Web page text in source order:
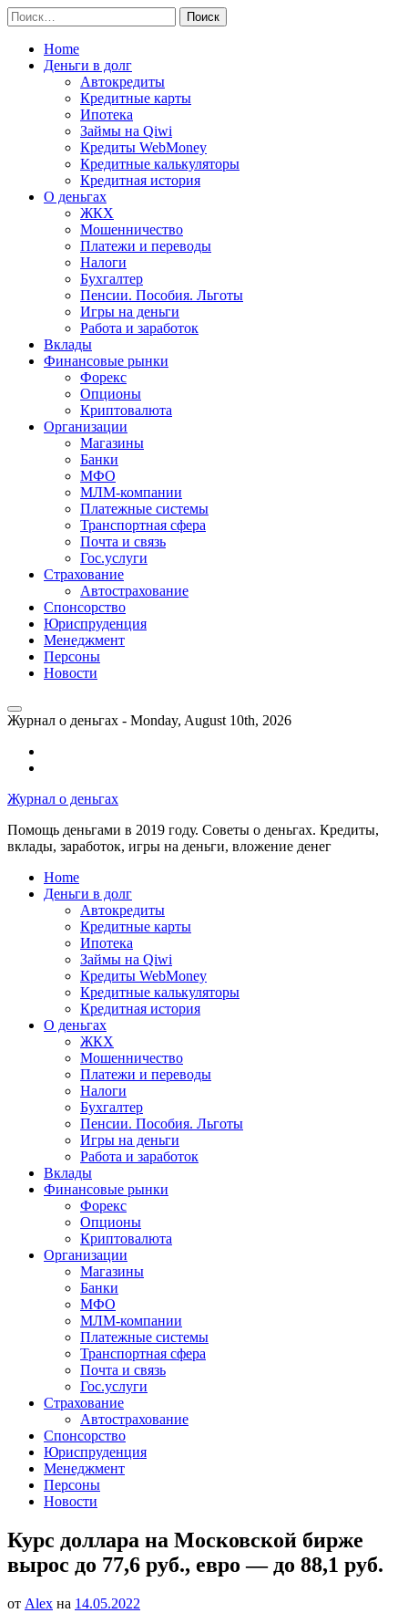
Перейти
к
содержимому
Найти:
Home
Деньги в долг
Автокредиты
Кредитные карты
Ипотека
Займы на Qiwi
Кредиты WebMoney
Кредитные калькуляторы
Кредитная история
О деньгах
ЖКХ
Мошенничество
Платежи и переводы
Налоги
Бухгалтер
Пенсии. Пособия. Льготы
Игры на деньги
Работа и заработок
Вклады
Финансовые рынки
Форекс
Опционы
Криптовалюта
Организации
Магазины
Банки
МФО
МЛМ-компании
Платежные системы
Транспортная сфера
Почта и связь
Гос.услуги
Страхование
Автострахование
Спонсорство
Юриспруденция
Менеджмент
Персоны
Новости
Журнал о деньгах - Monday, August 10th, 2026
банка
24
для
лиц
взять
WebMoney?
Журнал о деньгах
Помощь деньгами в 2019 году. Советы о деньгах. Кредиты,
вклады, заработок, игры на деньги, вложение денег
Home
Деньги в долг
Автокредиты
Кредитные карты
Ипотека
Займы на Qiwi
Кредиты WebMoney
Кредитные калькуляторы
Кредитная история
О деньгах
ЖКХ
Мошенничество
Платежи и переводы
Налоги
Бухгалтер
Пенсии. Пособия. Льготы
Игры на деньги
Работа и заработок
Вклады
Финансовые рынки
Форекс
Опционы
Криптовалюта
Организации
Магазины
Банки
МФО
МЛМ-компании
Платежные системы
Транспортная сфера
Почта и связь
Гос.услуги
Страхование
Автострахование
Спонсорство
Юриспруденция
Менеджмент
Персоны
Новости
Курс доллара на Московской бирже
вырос до 77,6 руб., евро — до 88,1 руб.
от Alex на 14.05.2022